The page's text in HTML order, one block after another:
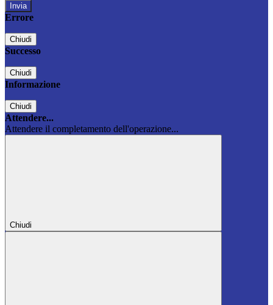
Errore
Chiudi
Successo
Chiudi
Informazione
Chiudi
Attendere...
Attendere il completamento dell'operazione...
Chiudi